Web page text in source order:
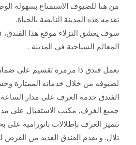
من هنا للضيوف الاستمتاع بسهولة
تقدمه هذه المدينة النابضة بالحياة.
سوف يعشق النزلاء موقع هذا
المعالم السياحية في المدينة .
يعمل فندق ذا مرمرة تقسيم على
لضيوفه من خلال خدماته الممتازة
الفندق خدمة الغرف على مدار
جميع الغرف, مكتب الاستقبال على
تلال. و يقدم الفندق العديد من